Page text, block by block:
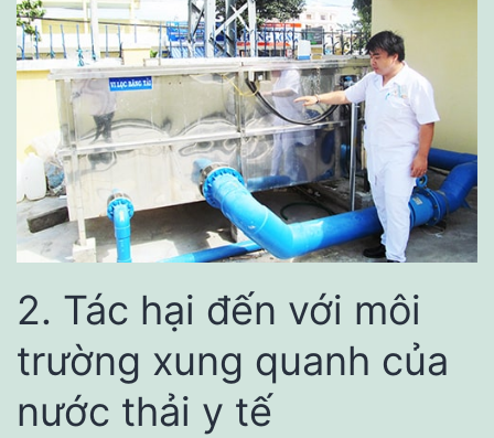
2. Tác hại đến với môi
trường xung quanh của
nước thải y tế